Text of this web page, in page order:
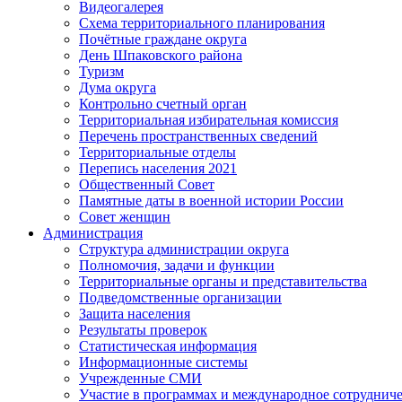
Видеогалерея
Схема территориального планирования
Почётные граждане округа
День Шпаковского района
Туризм
Дума округа
Контрольно счетный орган
Территориальная избирательная комиссия
Перечень пространственных сведений
Территориальные отделы
Перепись населения 2021
Общественный Совет
Памятные даты в военной истории России
Совет женщин
Администрация
Структура администрации округа
Полномочия, задачи и функции
Территориальные органы и представительства
Подведомственные организации
Защита населения
Результаты проверок
Статистическая информация
Информационные системы
Учрежденные СМИ
Участие в программах и международное